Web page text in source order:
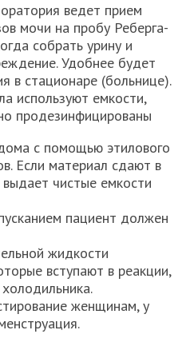
ведет прием
мочи на пробу Реберга-
собрать урину и
Удобнее будет
в стационаре (больнице).
используют емкости,
продезинфицированы
с помощью этилового
Если материал сдают в
чистые емкости
пациент должен
жидкости
вступают в реакции,
женщинам, у